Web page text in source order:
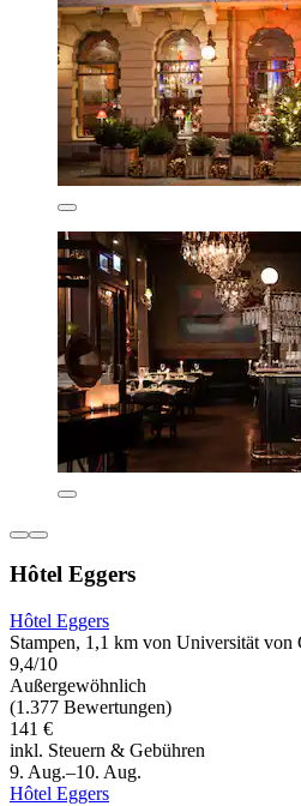
Hôtel Eggers
Hôtel Eggers
Stampen, 1,1 km von Universität von
9,4/10
Außergewöhnlich
(1.377 Bewertungen)
141 €
inkl. Steuern & Gebühren
9. Aug.–10. Aug.
Hôtel Eggers